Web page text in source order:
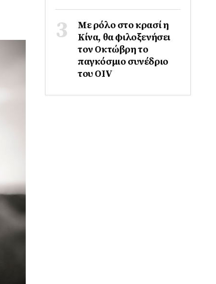
Με ρόλο στο κρασί η
Κίνα, θα φιλοξενήσει
τον Οκτώβρη το
παγκόσμιο συνέδριο
του ΟΙV